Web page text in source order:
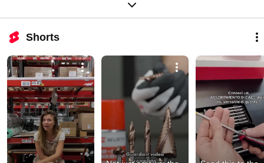
Shorts